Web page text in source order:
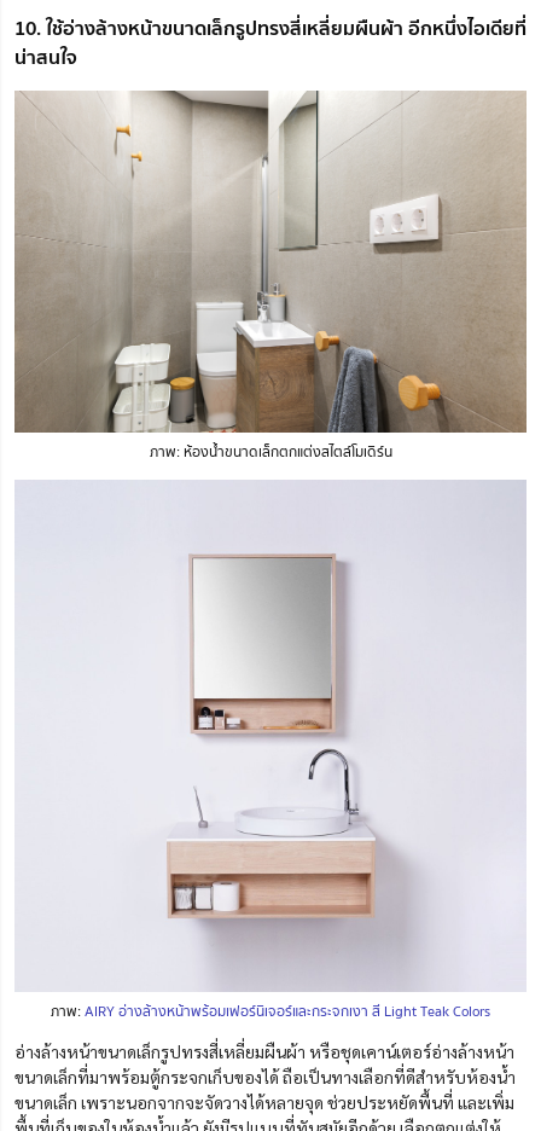
10. ใช้อ่างล้างหน้าขนาดเล็กรูปทรงสี่เหลี่ยมผืนผ้า อีกหนึ่งไอเดียที่
น่าสนใจ
ภาพ: ห้องน้ำขนาดเล็กตกแต่งสไตล์โมเดิร์น
ภาพ:AIRY อ่างล้างหน้าพร้อมเฟอร์นิเจอร์และกระจกเงา สี Light Teak Colors
อ่างล้างหน้าขนาดเล็กรูปทรงสี่เหลี่ยมผืนผ้า หรือชุดเคาน์เตอร์อ่างล้างหน้า
ขนาดเล็กที่มาพร้อมตู้กระจกเก็บของได้ถือเป็นทางเลือกที่ดีสำหรับห้องน้ำ
ขนาดเล็ก เพราะนอกจากจะจัดวางได้หลายจุด ช่วยประหยัดพื้นที่ และเพิ่ม